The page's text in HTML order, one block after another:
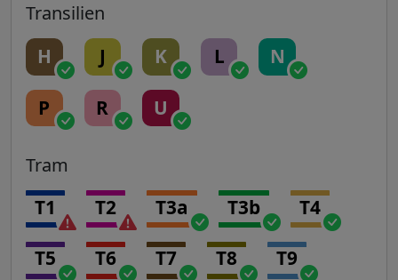
Transilien
H J K L N
P R U
Tram
T1 T2 T3a T3b T4
T5 T6 T7 T8 T9